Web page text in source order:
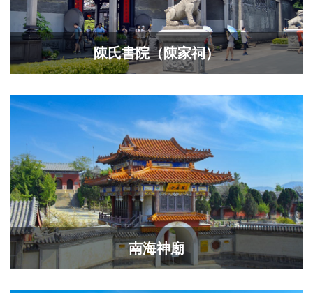
陳氏書院（陳家祠）
​南海神廟